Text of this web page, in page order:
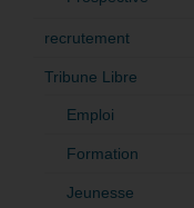
recrutement
Tribune Libre
Emploi
Formation
Jeunesse